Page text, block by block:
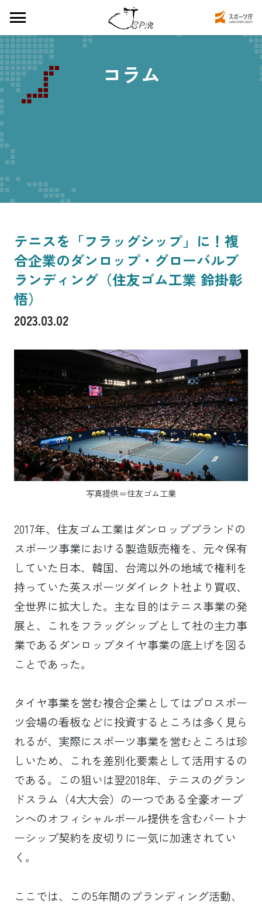
コラム
テニスを「フラッグシップ」に！複
合企業のダンロップ・グローバルブ
ランディング（住友ゴム工業 鈴掛彰
悟）
2023.03.02
写真提供＝住友ゴム工業
2017年、住友ゴム工業はダンロップブランドの
スポーツ事業における製造販売権を、元々保有
していた日本、韓国、台湾以外の地域で権利を
持っていた英スポーツダイレクト社より買収、
全世界に拡大した。主な目的はテニス事業の発
展と、これをフラッグシップとして社の主力事
業であるダンロップタイヤ事業の底上げを図る
ことであった。
タイヤ事業を営む複合企業としてはプロスポー
ツ会場の看板などに投資するところは多く見ら
れるが、実際にスポーツ事業を営むところは珍
しいため、これを差別化要素として活用するの
である。この狙いは翌2018年、テニスのグラン
ドスラム（4大大会）の一つである全豪オープ
ンへのオフィシャルボール提供を含むパートナ
ーシップ契約を皮切りに一気に加速されてい
く。
ここでは、この5年間のブランディング活動、